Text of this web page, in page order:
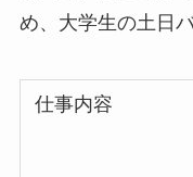
め、大学生の土日
仕事内容